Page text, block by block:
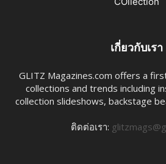
เกี่ยวกับเรา
GLITZ Magazines.com offers a
collections and trends including
collection slideshows, backstage
ติดต่อเรา: